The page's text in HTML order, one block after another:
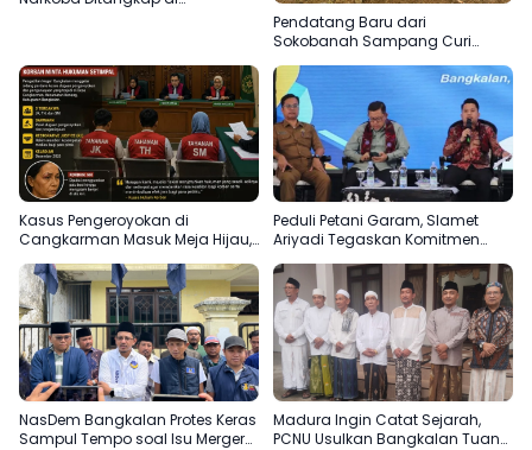
Pendatang Baru dari
Sokobanah Sampang Curi
Bangkalan, Super Marcoet Juara
1 Galatama
Kasus Pengeroyokan di
Cangkarman Masuk Meja Hijau,
Setimpal
Peduli Petani Garam, Slamet
Ariyadi Tegaskan Komitmen
Masyarakat Madura
NasDem Bangkalan Protes Keras
Sampul Tempo soal Isu Merger
Madura Ingin Catat Sejarah,
PCNU Usulkan Bangkalan Tuan